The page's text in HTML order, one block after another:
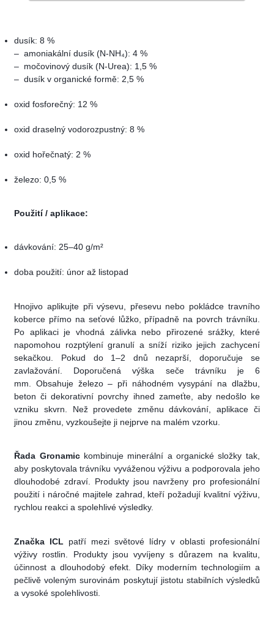
dusík: 8 %
– amoniakální dusík (N-NH₄): 4 %
– močovinový dusík (N-Urea): 1,5 %
– dusík v organické formě: 2,5 %
oxid fosforečný: 12 %
oxid draselný vodorozpustný: 8 %
oxid hořečnatý: 2 %
železo: 0,5 %
Použití / aplikace:
dávkování: 25–40 g/m²
doba použití: únor až listopad
Hnojivo aplikujte při výsevu, přesevu nebo pokládce travního
koberce přímo na seťové lůžko, případně na povrch trávníku.
Po aplikaci je vhodná zálivka nebo přirozené srážky, které
napomohou rozptýlení granulí a sníží riziko jejich zachycení
sekačkou. Pokud do 1–2 dnů nezaprší, doporučuje se
zavlažování. Doporučená výška seče trávníku je 6
mm. Obsahuje železo – při náhodném vysypání na dlažbu,
beton či dekorativní povrchy ihned zameťte, aby nedošlo ke
vzniku skvrn. Než provedete změnu dávkování, aplikace či
jinou změnu, vyzkoušejte ji nejprve na malém vzorku.
Řada Gronamickombinuje minerální a organické složky tak,
aby poskytovala trávníku vyváženou výživu a podporovala jeho
dlouhodobé zdraví. Produkty jsou navrženy pro profesionální
použití i náročné majitele zahrad, kteří požadují kvalitní výživu,
rychlou reakci a spolehlivé výsledky.
Značka ICL patří mezi světové lídry v oblasti profesionální
výživy rostlin. Produkty jsou vyvíjeny s důrazem na kvalitu,
účinnost a dlouhodobý efekt. Díky moderním technologiím a
pečlivě voleným surovinám poskytují jistotu stabilních výsledků
a vysoké spolehlivosti.